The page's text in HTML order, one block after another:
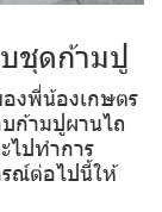
ชุดก้ามปู
งพี่น้องเกษตร
ก้ามปูผานไถ
ไปทำการ
ณ์ต่อไปนี้ให้